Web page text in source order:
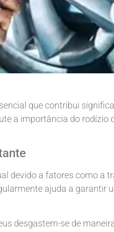
que contribui
a importância do rodízio
devido a fatores como a
ajuda a garantir
desgastem-se de